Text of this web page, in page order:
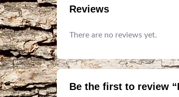
Reviews
There are no reviews yet.
Be the first to review